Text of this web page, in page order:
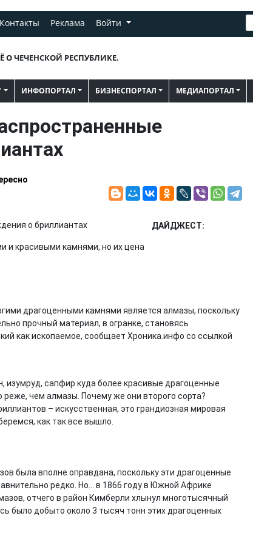
Контакты Реклама Войти
О ЧЕЧЕНСКОЙ РЕСПУБЛИКЕ.
ИНФОПОРТАЛ БИЗНЕСПОРТАЛ МЕДИАПОРТАЛ
ДАЙДЖЕСТ:
и красивыми камнями, но их цена
драгоценными камнями является алмазы, поскольку
прочный материал, в огранке, становясь
как ископаемое, сообщает Хроника.инфо со ссылкой
изумруд, сапфир куда более красивые драгоценные
чем алмазы. Почему же они второго сорта?
– искусственная, это грандиозная мировая
как так все вышло.
была вполне оправдана, поскольку эти драгоценные
редко. Но… в 1866 году в Южной Африке
отчего в район Кимберли хлынул многотысячный
было добыто около 3 тысяч тонн этих драгоценных